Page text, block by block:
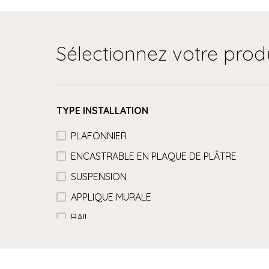
Sélectionnez votre
TYPE INSTALLATION
PLAFONNIER
ENCASTRABLE EN PLAQUE DE PLÂTRE
SUSPENSION
APPLIQUE MURALE
RAIL